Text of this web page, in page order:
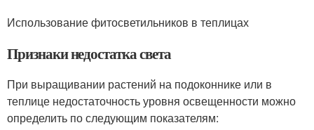
Использование фитосветильников в теплицах
Признаки недостатка света
При выращивании растений на подоконнике или в
теплице недостаточность уровня освещенности можно
определить по следующим показателям: